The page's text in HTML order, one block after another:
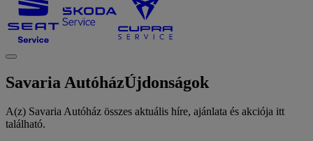
Savaria AutóházÚjdonságok
A(z) Savaria Autóház összes aktuális híre, ajánlata és akciója itt
található.